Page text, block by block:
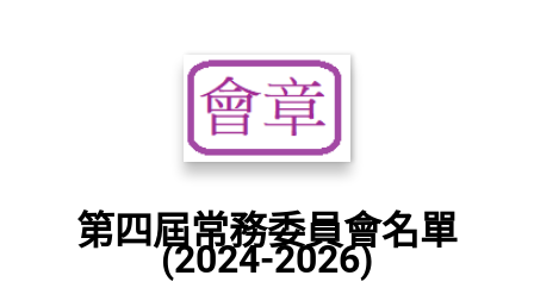
第四屆常務委員會名單
(2024-2026)